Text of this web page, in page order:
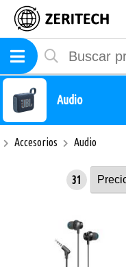
Audio
Accesorios Audio
31